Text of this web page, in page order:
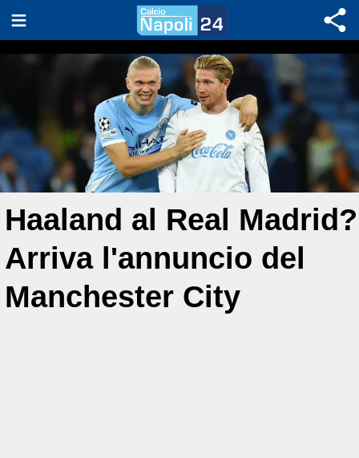
Haaland al Real Madrid?
Arriva l'annuncio del
Manchester City